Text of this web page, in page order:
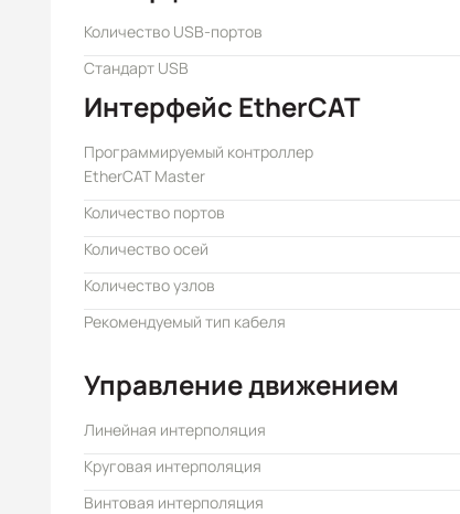
Количество USB-портов
Стандарт USB
Интерфейс EtherCAT
Программируемый контроллер
EtherCAT Master
Количество портов
Количество осей
Количество узлов
Рекомендуемый тип кабеля
Управление движением
Линейная интерполяция
Круговая интерполяция
Винтовая интерполяция